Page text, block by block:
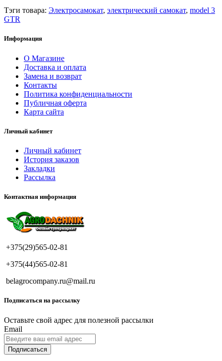
Тэги товара: Электросамокат, электрический самокат, model 3
GTR
Информация
О Магазине
Доставка и оплата
Замена и возврат
Контакты
Политика конфиденциальности
Публичная оферта
Карта сайта
Личный кабинет
Личный кабинет
История заказов
Закладки
Рассылка
Контактная информация
+375(29)565-02-81
+375(44)565-02-81
belagrocompany.ru@mail.ru
Подписаться на рассылку
Оставьте свой адрес для полезной рассылки
Email
Подписаться